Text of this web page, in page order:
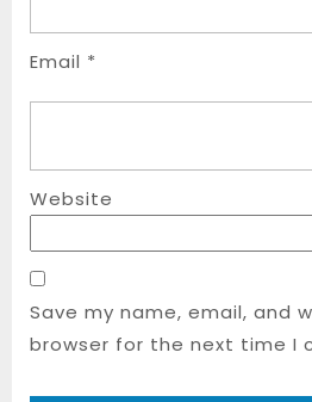
Email *
Website
Save my name, email, and
browser for the next time I